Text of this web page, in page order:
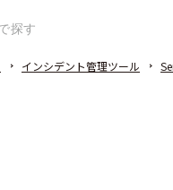
インシデント管理ツール